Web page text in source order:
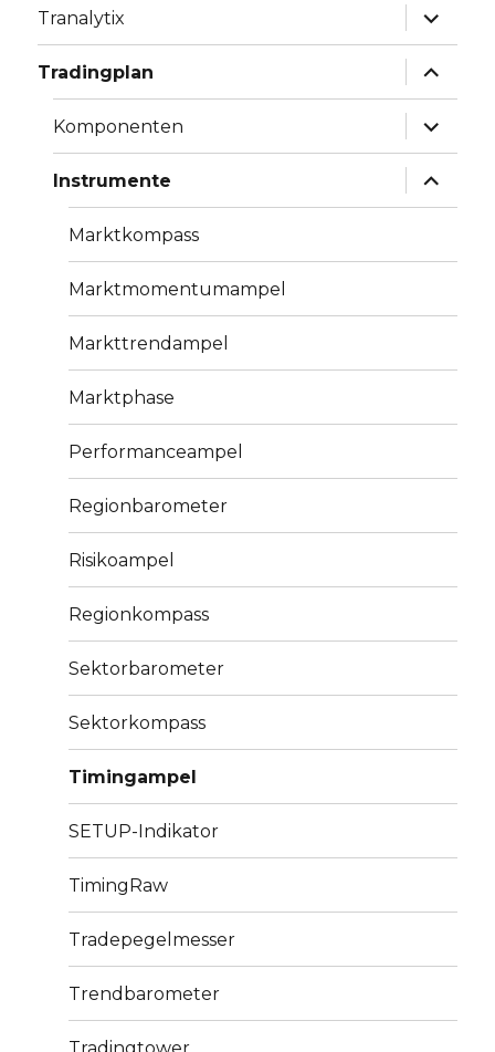
Tranalytix
Tradingplan
Komponenten
Instrumente
Marktkompass
Marktmomentumampel
Markttrendampel
Marktphase
Performanceampel
Regionbarometer
Risikoampel
Regionkompass
Sektorbarometer
Sektorkompass
Timingampel
SETUP-Indikator
TimingRaw
Tradepegelmesser
Trendbarometer